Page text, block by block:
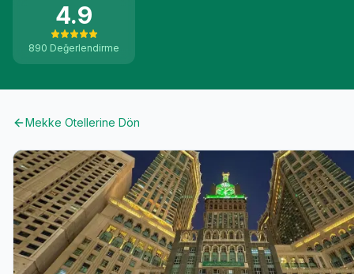
4.9
890 Değerlendirme
Mekke Otellerine Dön